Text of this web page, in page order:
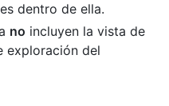
dentro de ella.
no incluyen la vista de
exploración del